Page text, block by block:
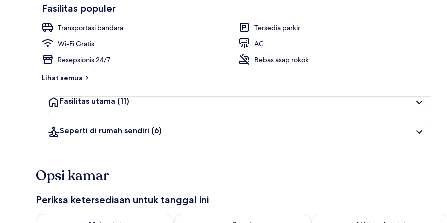
Fasilitas populer
Transportasi bandara
Tersedia parkir
Wi-Fi Gratis
AC
Resepsionis 24/7
Bebas asap rokok
Lihat semua
Fasilitas utama (11)
Seperti di rumah sendiri (6)
Opsi kamar
Periksa ketersediaan untuk tanggal ini
Periksa ketersediaan untuk malam ini Agu 7 - Agu 8Periksa ketersediaan untuk besok Agu 8 - Agu 9Periksa ketersediaan untuk akhir